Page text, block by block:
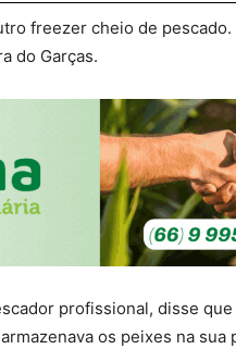
freezer cheio de
do Garças.
profissional, disse
os peixes na sua